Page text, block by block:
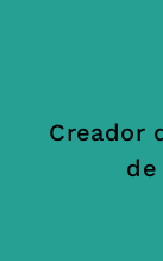
Creador
de